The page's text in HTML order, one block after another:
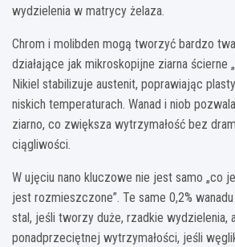
wydzielenia w matrycy żelaza.
Chrom i molibden mogą tworzyć bardzo
działające jak mikroskopijne ziarna ścierne
Nikiel stabilizuje austenit, poprawiając
niskich temperaturach. Wanad i niob
ziarno, co zwiększa wytrzymałość bez
ciągliwości.
W ujęciu nano kluczowe nie jest samo „co
jest rozmieszczone”. Te same 0,2%
stal, jeśli tworzy duże, rzadkie wydzielenia,
ponadprzeciętnej wytrzymałości, jeśli